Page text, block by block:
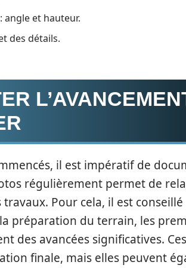
angle et hauteur.
des détails.
il est impératif de
régulièrement permet de
travaux. Pour cela, il est
préparation du terrain, les
des avancées significatives.
finale, mais elles peuvent